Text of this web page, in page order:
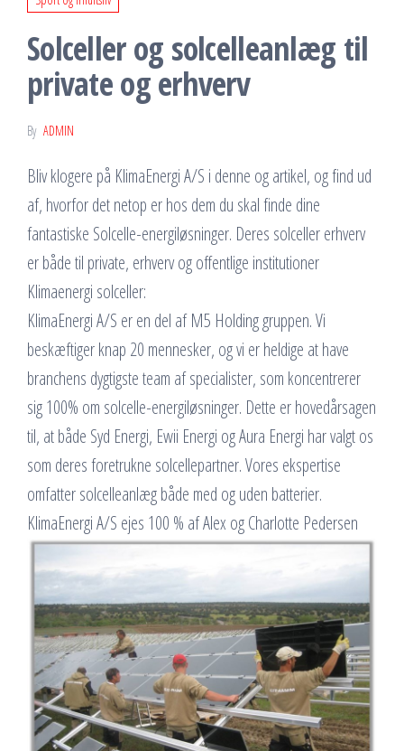
Solceller og solcelleanlæg til
private og erhverv
By ADMIN
Bliv klogere på KlimaEnergi A/S i denne og artikel, og find ud
af, hvorfor det netop er hos dem du skal finde dine
fantastiske Solcelle-energiløsninger. Deres solceller erhverv
er både til private, erhverv og offentlige institutioner
Klimaenergi solceller:
KlimaEnergi A/S er en del af M5 Holding gruppen. Vi
beskæftiger knap 20 mennesker, og vi er heldige at have
branchens dygtigste team af specialister, som koncentrerer
sig 100% om solcelle-energiløsninger. Dette er hovedårsagen
til, at både Syd Energi, Ewii Energi og Aura Energi har valgt os
som deres foretrukne solcellepartner. Vores ekspertise
omfatter solcelleanlæg både med og uden batterier.
KlimaEnergi A/S ejes 100 % af Alex og Charlotte Pedersen